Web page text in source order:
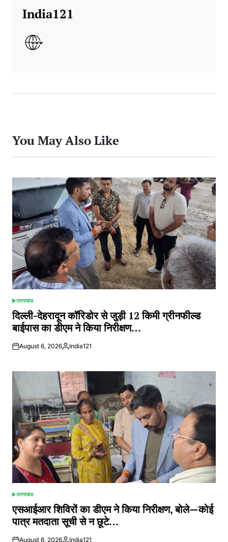
India121
You May Also Like
POSTED
IN
उत्तराखंड
दिल्ली-देहरादून कॉरिडोर से जुड़ी 12 किमी ग्रीनफील्ड
बाईपास का डीएम ने किया निरीक्षण…
August 6, 2026Posted
India121
POSTED
IN
उत्तराखंड
एसआईआर शिविरों का डीएम ने किया निरीक्षण, बोले—कोई
पात्र मतदाता सूची से न छूटे…
August 6, 2026 India121